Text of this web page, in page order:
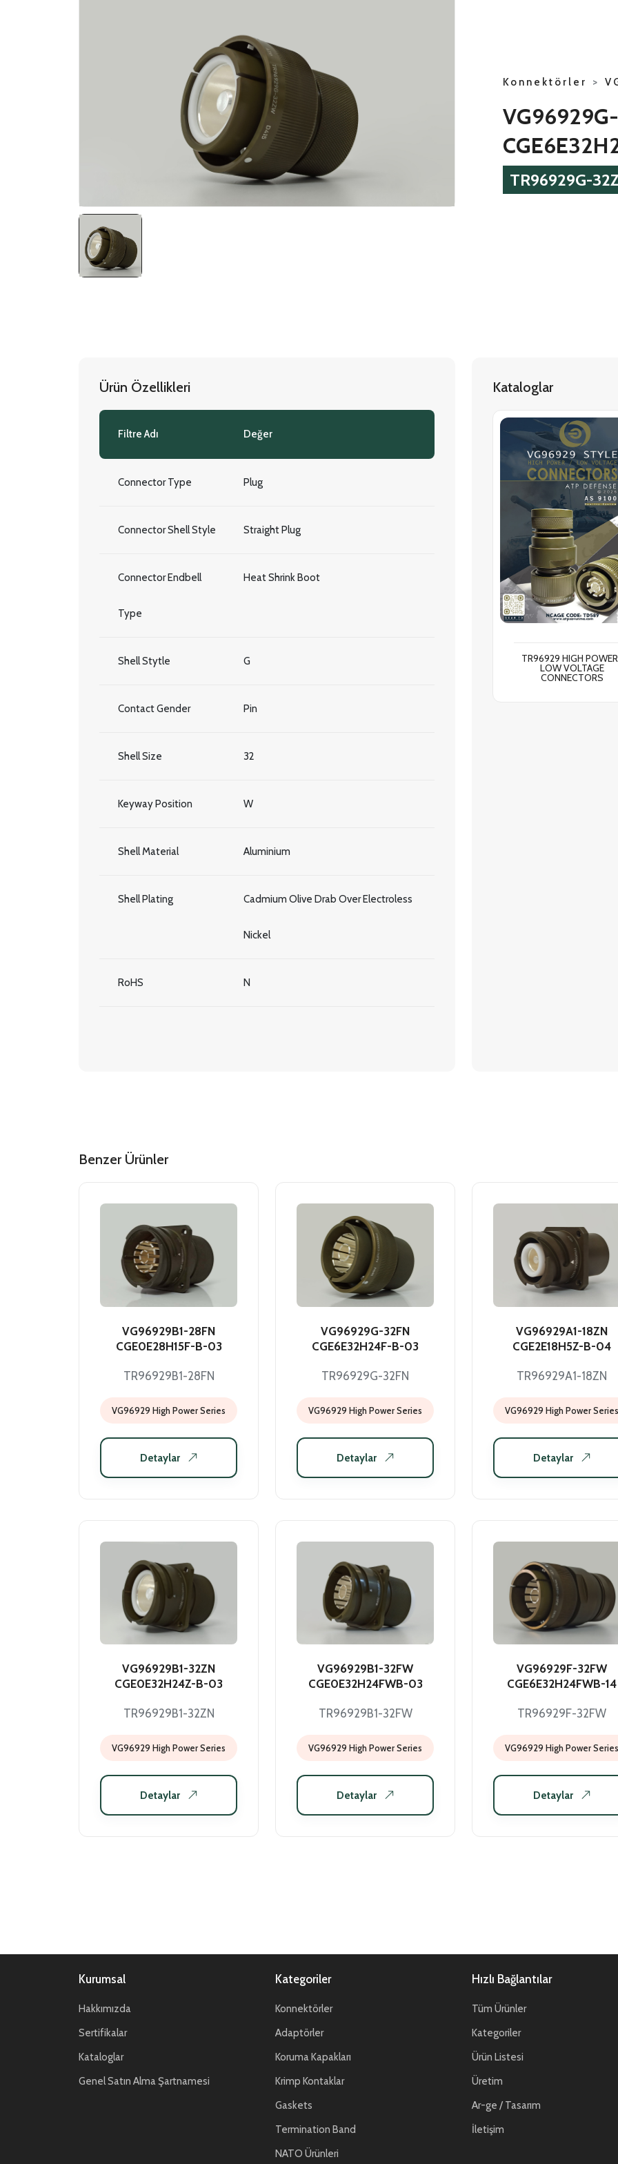
Konnektörler >
TR96929G-
Ürün Özellikleri
Filtre Adı Değer
Connector Type Plug
Connector Shell Style Straight Plug
Connector Endbell
Type
Heat Shrink Boot
Shell Stytle G
Contact Gender Pin
Shell Size 32
Keyway Position W
Shell Material Aluminium
Shell Plating Cadmium Olive Drab Over Electroless
Nickel
RoHS N
Kataloglar
TR96929 HIGH
LOW VOLTAGE
CONNECTORS
Benzer Ürünler
VG96929B1-28FN
CGE0E28H15F-B-03
TR96929B1-28FN
VG96929 High Power Series
Detaylar
VG96929G-32FN
CGE6E32H24F-B-03
TR96929G-32FN
VG96929 High Power Series
Detaylar
VG96929A1-18ZN
CGE2E18H5Z-B-04
TR96929A1-18ZN
VG96929 High Power Series
Detaylar
VG96929B1-32ZN
CGE0E32H24Z-B-03
TR96929B1-32ZN
VG96929 High Power Series
Detaylar
VG96929B1-32FW
CGE0E32H24FWB-03
TR96929B1-32FW
VG96929 High Power Series
Detaylar
VG96929F-32FW
CGE6E32H24FWB-14
TR96929F-32FW
VG96929 High Power Series
Detaylar
Kurumsal
Hakkımızda
Sertifikalar
Kataloglar
Genel Satın Alma Şartnamesi
Kategoriler
Konnektörler
Adaptörler
Koruma Kapakları
Krimp Kontaklar
Gaskets
Termination Band
NATO Ürünleri
Hızlı Bağlantılar
Tüm Ürünler
Kategoriler
Ürün Listesi
Üretim
Ar-ge / Tasarım
İletişim